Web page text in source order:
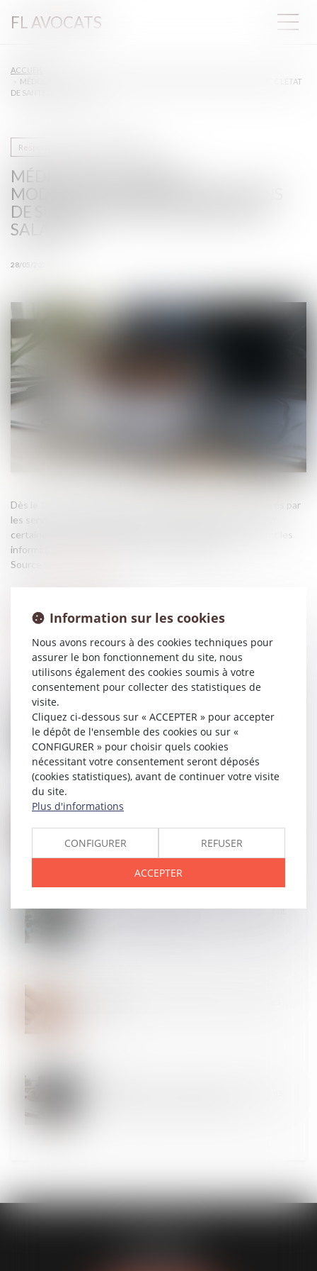
FL AVOCATS
ACCUEIL
MÉDECINE DU TRAVAIL : MODIFICATION DES ATTESTATIONS DE SUIVI DE L’ÉTAT
DE SANTÉ DES SALARIÉS
MÉDECINE DU TRAVAIL :
MODIFICATION DES ATTESTATIONS
DE SUIVI DE L’ÉTAT DE SANTÉ DES
SALARIÉS
28/05/2026
Responsabilité accident du travail
Source :
Dès le 1er juin 2026, plusieurs modèles de documents délivrés par
les services de santé au travail sont modifiés afin d’en retirer
certaines données d’identification personnelle. Quelles sont les
informations concernées ? Sur quels documents ?...
La protection de la salariée enceinte prime sur
l’obligation alléguée de loyauté
16JUIN
renaît pas après réintégration
10JUIN
Les pertes de revenus des parents aidants ne sont
Information sur les cookies
Nous avons recours à des cookies techniques pour
assurer le bon fonctionnement du site, nous
utilisons également des cookies soumis à votre
consentement pour collecter des statistiques de
visite.
Cliquez ci-dessous sur « ACCEPTER » pour accepter
le dépôt de l'ensemble des cookies ou sur «
CONFIGURER » pour choisir quels cookies
nécessitant votre consentement seront déposés
(cookies statistiques), avant de continuer votre visite
du site.
Plus d'informations
CONFIGURER REFUSER
ACCEPTER